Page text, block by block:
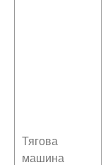
Тягова
машина